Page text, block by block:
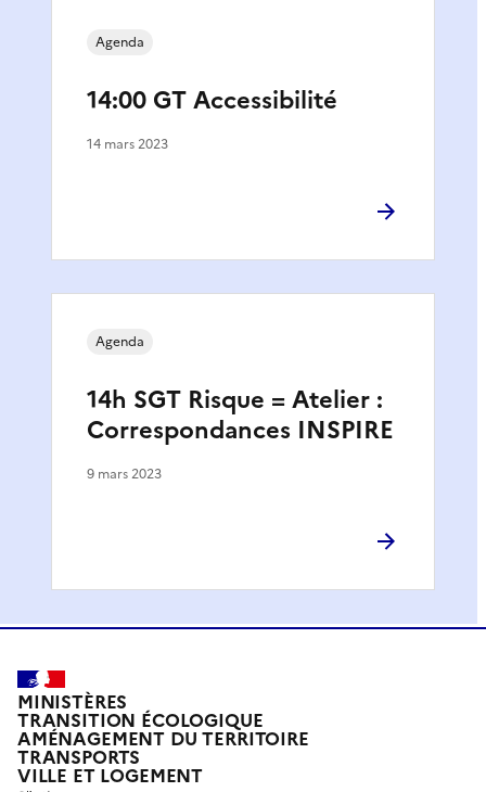
14:00 GT Accessibilité
Agenda
14 mars 2023
14h SGT Risque = Atelier :
Correspondances INSPIRE
Agenda
9 mars 2023
MINISTÈRES
TRANSITION ÉCOLOGIQUE
AMÉNAGEMENT DU TERRITOIRE
TRANSPORTS
VILLE ET LOGEMENT